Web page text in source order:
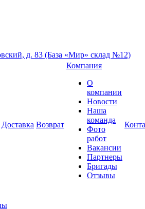
д. 83 (База «Мир» склад №12)
Доставка Возврат
Компания
О
компании
Новости
Наша
команда
Фото
работ
Вакансии
Партнеры
Бригады
Отзывы